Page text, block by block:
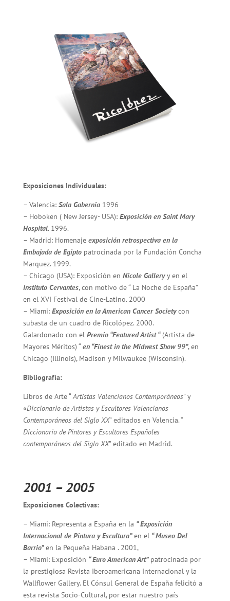
Exposiciones Individuales:
– Valencia: Sala Gabernia1996
– Hoboken ( New Jersey- USA): Exposición en Saint Mary
Hospital. 1996.
– Madrid: Homenaje exposición retrospectiva en la
Embajada de Egiptopatrocinada por la Fundación Concha
Marquez. 1999.
– Chicago (USA): Exposición en Nicole Galleryy en el
Instituto Cervantes, con motivo de “ La Noche de España”
en el XVI Festival de Cine-Latino. 2000
– Miami: Exposición en la American Cancer Society con
subasta de un cuadro de Ricolópez. 2000.
Galardonado con el Premio “Featured Artist “ (Artista de
Mayores Méritos) “ en “Finest in the Midwest Show 99”, en
Chicago (Illinois), Madison y Milwaukee (Wisconsin).
Bibliografía:
Libros de Arte “Artistas Valencianos Contemporáneos” y
«Diccionario de Artistas y Escultores Valencianos
Contemporáneos del Siglo XX” editados en Valencia. “
Diccionario de Pintores y Escultores Españoles
contemporáneos del Siglo XX” editado en Madrid.
2001 – 2005
Exposiciones Colectivas:
– Miami: Representa a España en la “ Exposición
Internacional de Pintura y Escultura”en el “ Museo Del
Barrio”en la Pequeña Habana . 2001,
– Miami: Exposición “ Euro American Art”patrocinada por
la prestigiosa Revista Iberoamericana Internacional y la
Wallflower Gallery. El Cónsul General de España felicitó a
esta revista Socio-Cultural, por estar nuestro país